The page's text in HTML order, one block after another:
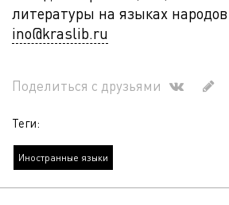
литературы на языках
ino@kraslib.ru
Поделиться с друзьями
Теги:
Иностранные языки